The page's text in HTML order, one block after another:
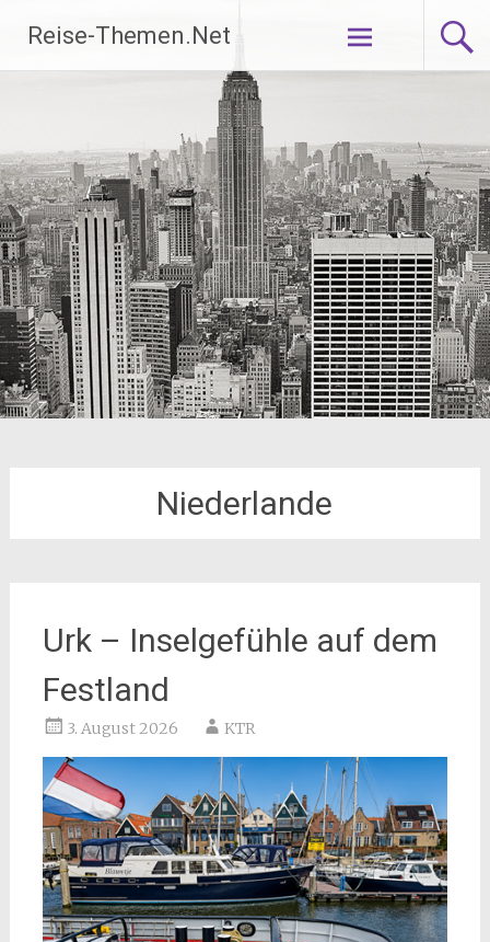
Inhalt
springen
Reise-Themen.Net
Niederlande
Urk – Inselgefühle auf dem
Festland
3. August 2026 KTR